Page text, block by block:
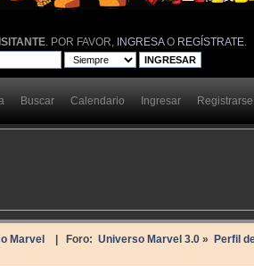
. POR FAVOR, INGRESAO REGÍSTRATE
Buscar Calendario Ingresar Registrarse
Marvel | Foro: Universo Marvel 3.0» Perfil